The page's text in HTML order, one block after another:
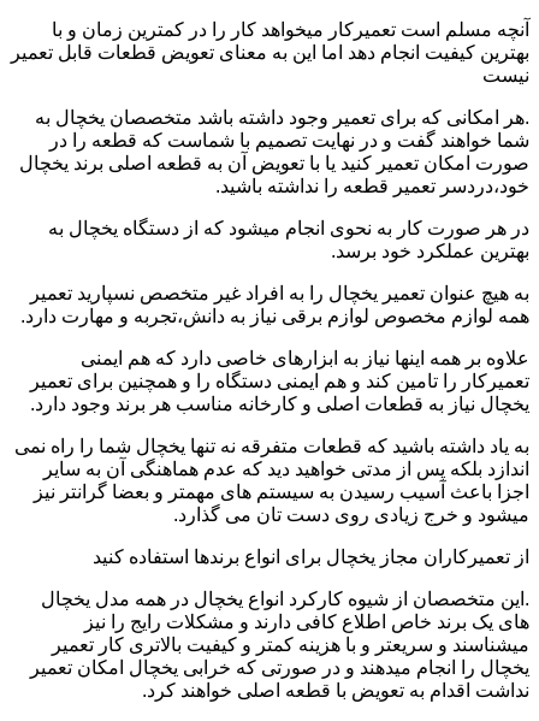
آنچه مسلم است تعمیرکار میخواهد کار را در کمترین زمان و با
بهترین کیفیت انجام دهد اما این به معنای تعویض قطعات قابل تعمیر
نیست
.هر امکانی که برای تعمیر وجود داشته باشد متخصصان یخچال به
شما خواهند گفت و در نهایت تصمیم با شماست که قطعه را در
صورت امکان تعمیر کنید یا با تعویض آن به قطعه اصلی برند یخچال
خود،دردسر تعمیر قطعه را نداشته باشید.
در هر صورت کار به نحوی انجام میشود که از دستگاه یخچال به
بهترین عملکرد خود برسد.
به هیچ عنوان تعمیر یخچال را به افراد غیر متخصص نسپارید تعمیر
همه لوازم مخصوص لوازم برقی نیاز به دانش،تجربه و مهارت دارد.
علاوه بر همه اینها نیاز به ابزارهای خاصی دارد که هم ایمنی
تعمیرکار را تامین کند و هم ایمنی دستگاه را و همچنین برای تعمیر
یخچال نیاز به قطعات اصلی و کارخانه مناسب هر برند وجود دارد.
به یاد داشته باشید که قطعات متفرقه نه تنها یخچال شما را راه نمی
اندازد بلکه پس از مدتی خواهید دید که عدم هماهنگی آن به سایر
اجزا باعث آسیب رسیدن به سیستم های مهمتر و بعضا گرانتر نیز
میشود و خرج زیادی روی دست تان می گذارد.
از تعمیرکاران مجاز یخچال برای انواع برندها استفاده کنید
.این متخصصان از شیوه کارکرد انواع یخچال در همه مدل یخچال
های یک برند خاص اطلاع کافی دارند و مشکلات رایج را نیز
میشناسند و سریعتر و با هزینه کمتر و کیفیت بالاتری کار تعمیر
یخچال را انجام میدهند و در صورتی که خرابی یخچال امکان تعمیر
نداشت اقدام به تعویض با قطعه اصلی خواهند کرد.